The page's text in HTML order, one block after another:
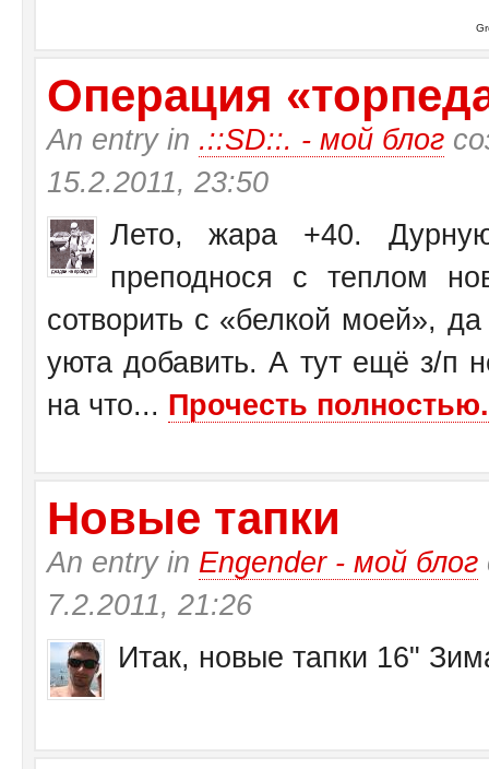
Операция
An entry in .::SD::. - мой блог
15.2.2011, 23:50
Лето, жара +40.
преподнося с теплом
сотворить с «белкой моей»,
уюта добавить. А тут ещё з/п
на что... Прочесть
Новые тапки
An entry in Engender - мой блог
7.2.2011, 21:26
Итак, новые тапки 16"